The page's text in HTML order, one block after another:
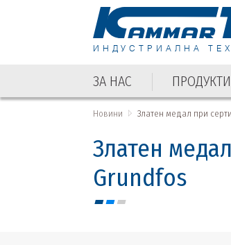
ИНДУСТРИАЛНА
ЗА НАС ПРОДУКТИ
ЗА НАС ПРОДУКТИ
Новини Златен медал при
Златен
Grundfos